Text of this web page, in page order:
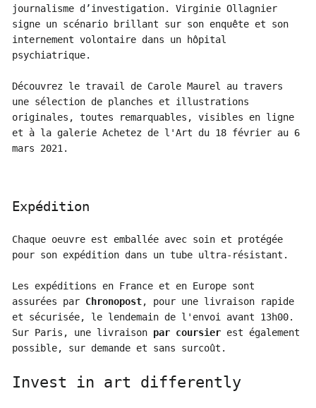
journalisme d’investigation. Virginie Ollagnier
signe un scénario brillant sur son enquête et son
internement volontaire dans un hôpital
psychiatrique.
Découvrez le travail de Carole Maurel au travers
une sélection de planches et illustrations
originales, toutes remarquables, visibles en ligne
et à la galerie Achetez de l'Art du 18 février au 6
mars 2021.
Expédition
Chaque oeuvre est emballée avec soin et protégée
pour son expédition dans un tube ultra-résistant.
Les expéditions en France et en Europe sont
assurées par Chronopost, pour une livraison rapide
et sécurisée, le lendemain de l'envoi avant 13h00.
Sur Paris, une livraison par coursier est également
possible, sur demande et sans surcoût.
Invest in art differently